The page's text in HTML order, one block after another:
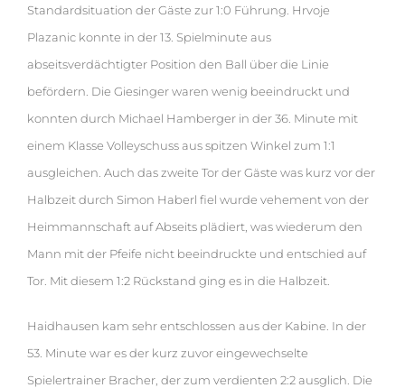
Standardsituation der Gäste zur 1:0 Führung. Hrvoje
Plazanic konnte in der 13. Spielminute aus
abseitsverdächtigter Position den Ball über die Linie
befördern. Die Giesinger waren wenig beeindruckt und
konnten durch Michael Hamberger in der 36. Minute mit
einem Klasse Volleyschuss aus spitzen Winkel zum 1:1
ausgleichen. Auch das zweite Tor der Gäste was kurz vor der
Halbzeit durch Simon Haberl fiel wurde vehement von der
Heimmannschaft auf Abseits plädiert, was wiederum den
Mann mit der Pfeife nicht beeindruckte und entschied auf
Tor. Mit diesem 1:2 Rückstand ging es in die Halbzeit.
Haidhausen kam sehr entschlossen aus der Kabine. In der
53. Minute war es der kurz zuvor eingewechselte
Spielertrainer Bracher, der zum verdienten 2:2 ausglich. Die